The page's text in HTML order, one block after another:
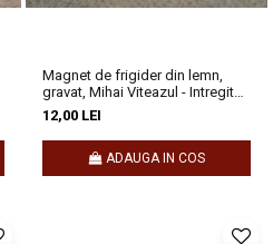
Magnet de frigider din lemn,
gravat, Mihai Viteazul - Intregitor
de Neam
12,00 LEI
ADAUGA IN COS